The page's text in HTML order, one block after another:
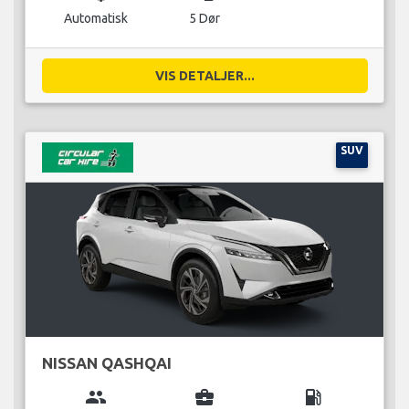
Automatisk 5 Dør
VIS DETALJER...
SUV
NISSAN QASHQAI
group business_center local_gas_station